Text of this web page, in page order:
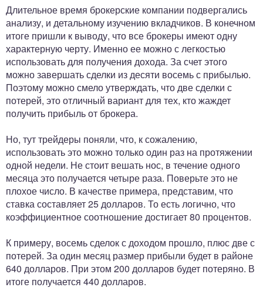
Длительное время брокерские компании подвергались
анализу, и детальному изучению вкладчиков. В конечном
итоге пришли к выводу, что все брокеры имеют одну
характерную черту. Именно ее можно с легкостью
использовать для получения дохода. За счет этого
можно завершать сделки из десяти восемь с прибылью.
Поэтому можно смело утверждать, что две сделки с
потерей, это отличный вариант для тех, кто жаждет
получить прибыль от брокера.
Но, тут трейдеры поняли, что, к сожалению,
использовать это можно только один раз на протяжении
одной недели. Не стоит вешать нос, в течение одного
месяца это получается четыре раза. Поверьте это не
плохое число. В качестве примера, представим, что
ставка составляет 25 долларов. То есть логично, что
коэффициентное соотношение достигает 80 процентов.
К примеру, восемь сделок с доходом прошло, плюс две с
потерей. За один месяц размер прибыли будет в районе
640 долларов. При этом 200 долларов будет потеряно. В
итоге получается 440 долларов.